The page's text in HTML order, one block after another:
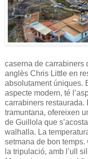
caserna de carrabiners
anglès Chris Little en
absolutament úniques.
aspecte modern, té
carrabiners restaurada.
tramuntana, ofereixen
de Guillola que
walhalla. La
setmana de bon
la tripulació, amb l’ull